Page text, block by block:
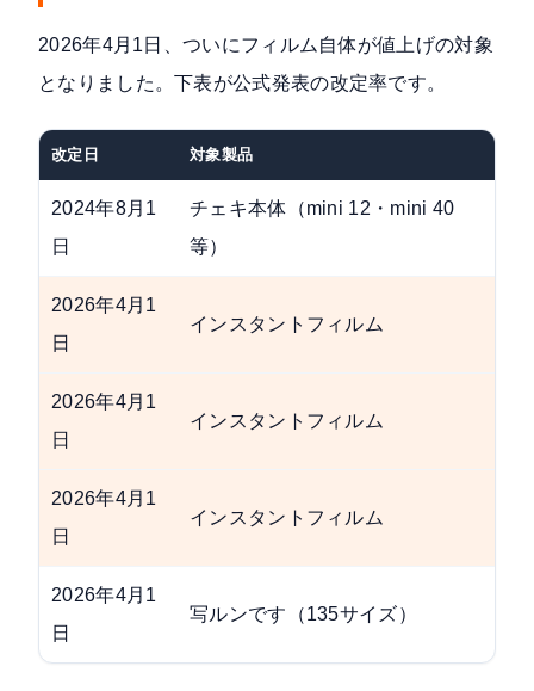
2026年4月1日、ついにフィルム自体が値上げの対象
となりました。下表が公式発表の改定率です。
改定日 対象製品
2024年8月1
日
チェキ本体（mini 12・mini 40
等）
2026年4月1
日
インスタントフィルム
2026年4月1
日
インスタントフィルム
2026年4月1
日
インスタントフィルム
2026年4月1
日
写ルンです（135サイズ）